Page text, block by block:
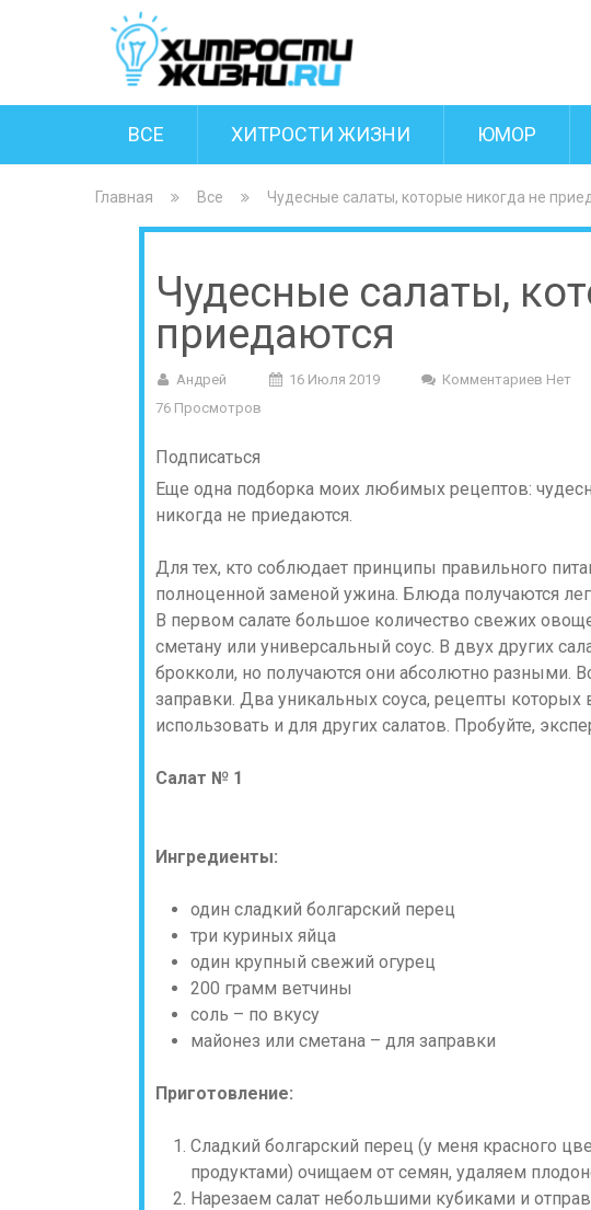
ВСЕ ХИТРОСТИ ЖИЗНИ ЮМОР
Главная Все Чудесные салаты, которые никогда не
Чудесные салаты,
приедаются
Андрей 16 Июля 2019
Комментариев Нет
76 Просмотров
Подписаться
Еще одна подборка моих любимых рецептов:
никогда не приедаются.
Для тех, кто соблюдает принципы правильного
полноценной заменой ужина. Блюда получаются
В первом салате большое количество свежих
сметану или универсальный соус. В двух других
брокколи, но получаются они абсолютно разными.
заправки. Два уникальных соуса, рецепты которых
использовать и для других салатов. Пробуйте,
Салат № 1
Ингредиенты:
один сладкий болгарский перец
три куриных яйца
один крупный свежий огурец
200 грамм ветчины
соль – по вкусу
майонез или сметана – для заправки
Приготовление:
Сладкий болгарский перец (у меня красного
продуктами) очищаем от семян, удаляем
Нарезаем салат небольшими кубиками и